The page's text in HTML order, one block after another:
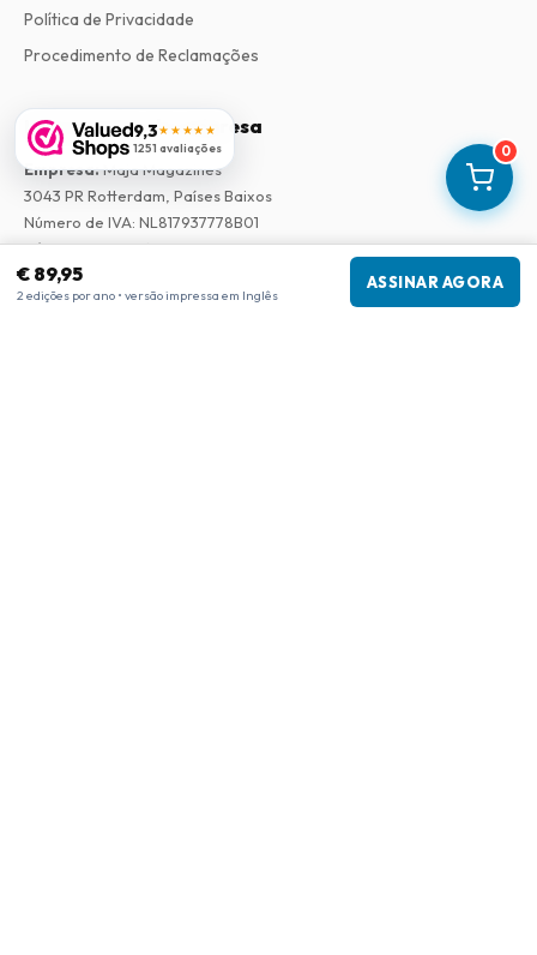
0
€ 89,95
2 edições por ano • versão impressa em Inglês
ASSINAR AGORA
9,3★★★★★
1251 avaliações
Política de Privacidade
Procedimento de Reclamações
Informações da empresa
Empresa:Maja Magazines
3043 PR Rotterdam, Países Baixos
Número de IVA: NL817937778B01
Câmara de Comércio:27300515
Nossa Rede